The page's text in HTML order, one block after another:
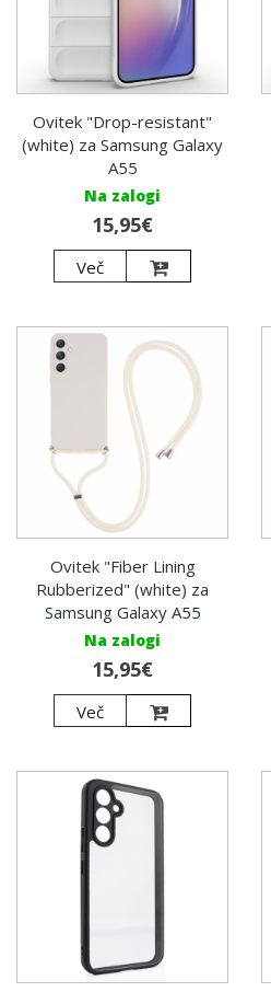
Ovitek "Drop-resistant"
(white) za Samsung Galaxy
A55
Na zalogi
15,95€
Več
Ovitek "Fiber Lining
Rubberized" (white) za
Samsung Galaxy A55
Na zalogi
15,95€
Več